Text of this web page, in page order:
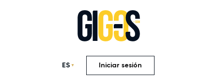
ES Iniciar sesión